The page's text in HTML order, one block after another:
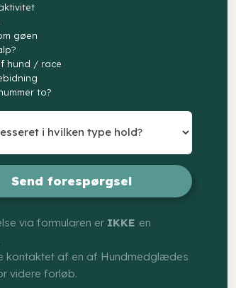
gøen
hund / race
to?
via formularen er IKKE en
kontaktet af en af Hundmedglædes
videre forløb.​